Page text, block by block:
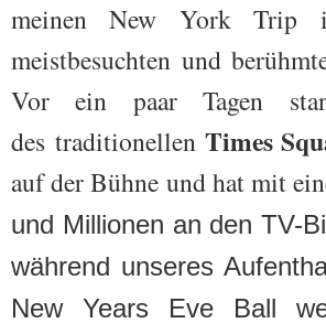
meinen New York Trip
meistbesuchten und
Vor ein paar Tagen
des traditionellenTimes
auf der Bühne und hat mit
und Millionen an den TV-
während unseres
New Years Eve Ball